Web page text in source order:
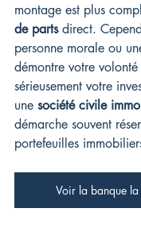
montage est plus
de parts direct.
personne morale ou
démontre votre
sérieusement votre
une société civile
démarche souvent
portefeuilles
Voir la banque